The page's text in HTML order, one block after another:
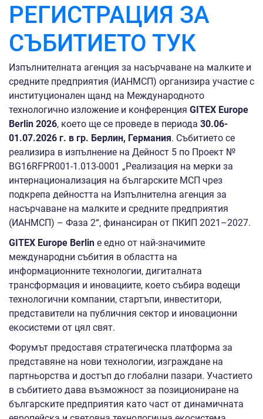
РЕГИСТРАЦИЯ ЗА
СЪБИТИЕТО ТУК
Изпълнителната агенция за насърчаване на малките и
средните предприятия (ИАНМСП) организира участие с
институционален щанд на Международното
технологично изложение и конференция GITEX Europe
Berlin 2026, което ще се проведе в периода 30.06-
01.07.2026 г. в гр. Берлин, Германия. Събитието се
реализира в изпълнение на Дейност 5 по Проект №
BG16RFPR001-1.013-0001 „Реализация на мерки за
интернационализация на българските МСП чрез
подкрепа дейността на Изпълнителна агенция за
насърчаване на малките и средните предприятия
(ИАНМСП) – Фаза 2“, финансиран от ПКИП 2021–2027.
GITEX Europe Berlin е едно от най-значимите
международни събития в областта на
информационните технологии, дигиталната
трансформация и иновациите, което събира водещи
технологични компании, стартъпи, инвеститори,
представители на публичния сектор и иновационни
екосистеми от цял свят.
Форумът предоставя стратегическа платформа за
представяне на нови технологии, изграждане на
партньорства и достъп до глобални пазари. Участието
в събитието дава възможност за позициониране на
българските предприятия като част от динамичната